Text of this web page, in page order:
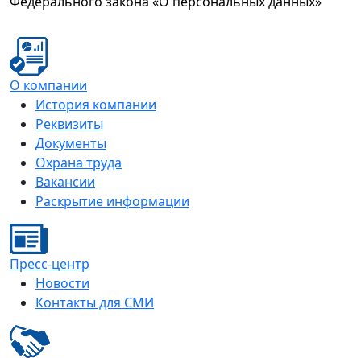
О компании
История компании
Реквизиты
Документы
Охрана труда
Вакансии
Раскрытие информации
Пресс-центр
Новости
Контакты для СМИ